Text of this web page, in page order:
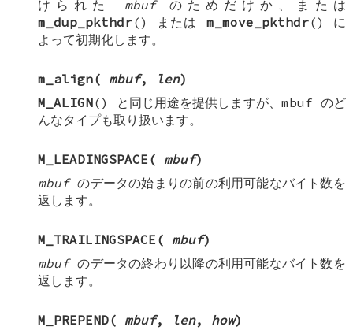
けられた mbufのためだけか、または
m_dup_pkthdr() または m_move_pkthdr() に
よって初期化します。
m_align( mbuf, len)
M_ALIGN() と同じ用途を提供しますが、mbuf のど
んなタイプも取り扱います。
M_LEADINGSPACE ( mbuf)
mbufのデータの始まりの前の利用可能なバイト数を
返します。
M_TRAILINGSPACE ( mbuf)
mbufのデータの終わり以降の利用可能なバイト数を
返します。
M_PREPEND( mbuf, len, how)